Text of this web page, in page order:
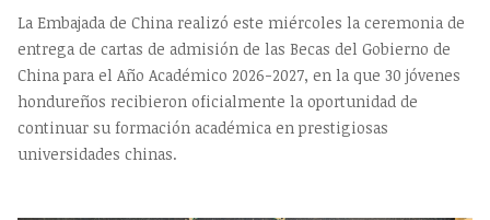
La Embajada de China realizó este miércoles la ceremonia de
entrega de cartas de admisión de las Becas del Gobierno de
China para el Año Académico 2026-2027, en la que 30 jóvenes
hondureños recibieron oficialmente la oportunidad de
continuar su formación académica en prestigiosas
universidades chinas.